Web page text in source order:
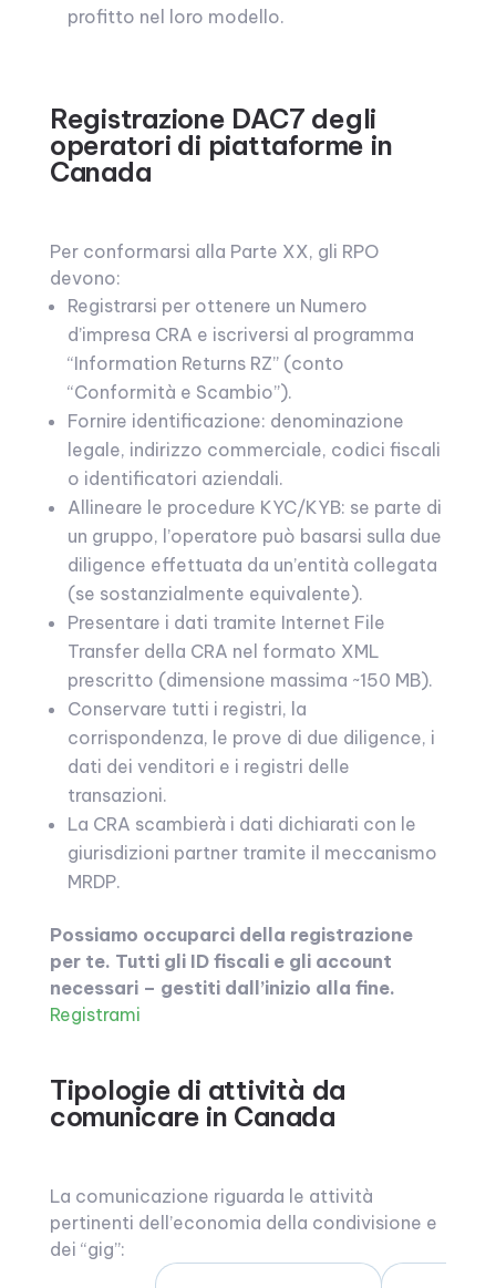
profitto nel loro modello.
Registrazione DAC7 degli
operatori di piattaforme in
Canada
Per conformarsi alla Parte XX, gli RPO
devono:
Registrarsi per ottenere un Numero
d’impresa CRA e iscriversi al programma
“Information Returns RZ” (conto
“Conformità e Scambio”).
Fornire identificazione: denominazione
legale, indirizzo commerciale, codici fiscali
o identificatori aziendali.
Allineare le procedure KYC/KYB: se parte di
un gruppo, l’operatore può basarsi sulla due
diligence effettuata da un’entità collegata
(se sostanzialmente equivalente).
Presentare i dati tramite Internet File
Transfer della CRA nel formato XML
prescritto (dimensione massima ~150 MB).
Conservare tutti i registri, la
corrispondenza, le prove di due diligence, i
dati dei venditori e i registri delle
transazioni.
La CRA scambierà i dati dichiarati con le
giurisdizioni partner tramite il meccanismo
MRDP.
Possiamo occuparci della registrazione
per te. Tutti gli ID fiscali e gli account
necessari – gestiti dall’inizio alla fine.
Registrami
Tipologie di attività da
comunicare in Canada
La comunicazione riguarda le attività
pertinenti dell’economia della condivisione e
dei “gig”: